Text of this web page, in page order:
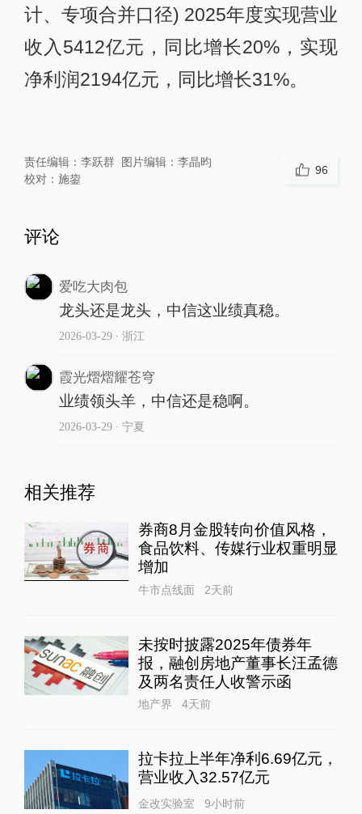
计、专项合并口径) 2025年度实现营业
收入5412亿元，同比增长20%，实现
净利润2194亿元，同比增长31%。
责任编辑： 李跃群 图片编辑： 李晶昀
校对： 施鋆
96
评论
爱吃大肉包
龙头还是龙头，中信这业绩真稳。
2026-03-29∙ 浙江
霞光熠熠耀苍穹
业绩领头羊，中信还是稳啊。
2026-03-29∙ 宁夏
相关推荐
券商8月金股转向价值风格，
食品饮料、传媒行业权重明显
增加
牛市点线面 2天前
未按时披露2025年债券年
报，融创房地产董事长汪孟德
及两名责任人收警示函
地产界 4天前
拉卡拉上半年净利6.69亿元，
营业收入32.57亿元
金改实验室 9小时前